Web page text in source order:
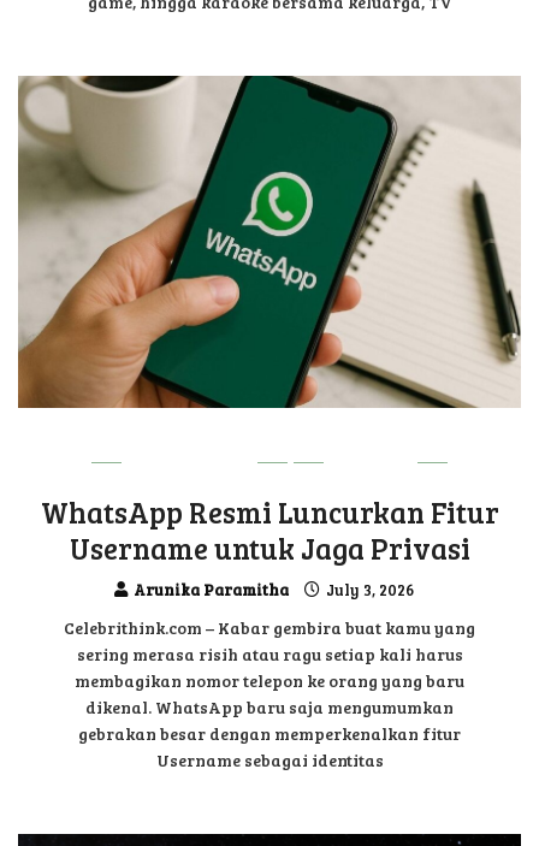
WhatsApp Resmi Luncurkan Fitur
Username untuk Jaga Privasi
Arunika Paramitha July 3, 2026
Celebrithink.com – Kabar gembira buat kamu yang
sering merasa risih atau ragu setiap kali harus
membagikan nomor telepon ke orang yang baru
dikenal. WhatsApp baru saja mengumumkan
gebrakan besar dengan memperkenalkan fitur
Username sebagai identitas